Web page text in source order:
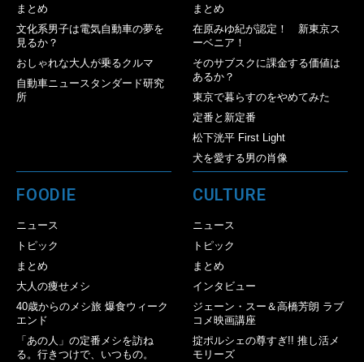
まとめ
文化系男子は電気自動車の夢を
見るか？
おしゃれな大人が乗るクルマ
自動車ニュースタンダード研究
所
まとめ
在原みゆ紀が認定！ 新東京ス
ーベニア！
そのサブスクに課金する価値は
あるか？
東京で暮らすのをやめてみた
定番と新定番
松下洸平 First Light
犬を愛する男の肖像
FOODIE
ニュース
トピック
まとめ
大人の痩せメシ
40歳からのメシ旅 爆食ウィーク
エンド
「あの人」の定番メシを訪ね
る。行きつけで、いつもの。
CULTURE
ニュース
トピック
まとめ
インタビュー
ジェーン・スー＆高橋芳朗 ラブ
コメ映画講座
掟ポルシェの尊すぎ!! 推し活メ
モリーズ